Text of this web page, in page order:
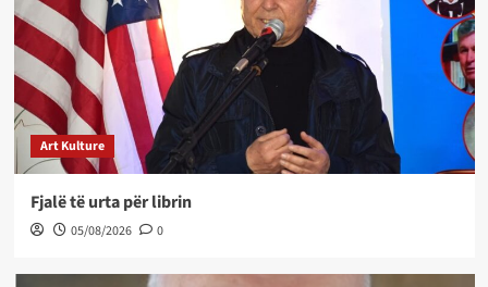
Art Kulture
Fjalë të urta për librin
05/08/2026 0